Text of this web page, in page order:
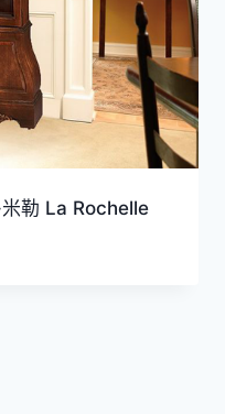
勒 La Rochelle